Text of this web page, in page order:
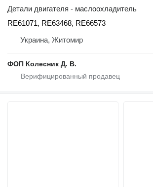
Детали двигателя - маслоохладитель
RE61071, RE63468, RE66573
Украина, Житомир
ФОП Колесник Д. В.